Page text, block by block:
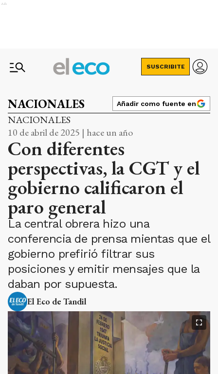
Ads
SUSCRIBITE
NACIONALES Añadir como fuente en
NACIONALES
10 de abril de 2025 | hace un año
Con diferentes
perspectivas, la CGT y el
gobierno calificaron el
paro general
La central obrera hizo una
conferencia de prensa mientas que el
gobierno prefirió filtrar sus
posiciones y emitir mensajes que la
daban por supuesta.
El Eco de Tandil